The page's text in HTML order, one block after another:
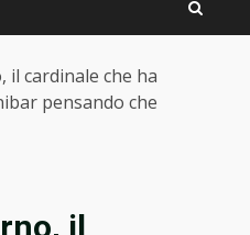
il cardinale che ha
pensando che
il